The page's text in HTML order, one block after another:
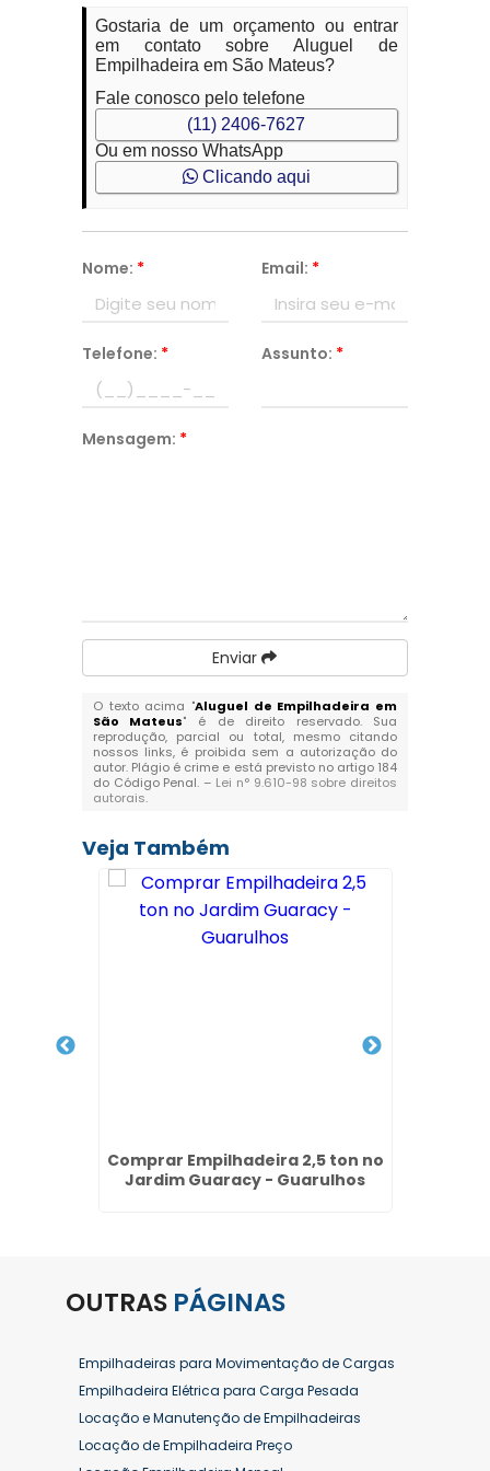
Gostaria de um orçamento ou entrar
em contato sobre Aluguel de
Empilhadeira em São Mateus?
Fale conosco pelo telefone
(11) 2406-7627
Ou em nosso WhatsApp
Clicando aqui
Nome: * Email: *
Telefone: * Assunto: *
Mensagem: *
Enviar
O texto acima "Aluguel de Empilhadeira em
São Mateus" é de direito reservado. Sua
reprodução, parcial ou total, mesmo citando
nossos links, é proibida sem a autorização do
autor. Plágio é crime e está previsto no artigo 184
do Código Penal. – Lei n° 9.610-98 sobre direitos
autorais.
Veja Também
Comprar Empilhadeira 2,5 ton no
Jardim Guaracy - Guarulhos
OUTRAS PÁGINAS
Empilhadeiras para Movimentação de Cargas
Empilhadeira Elétrica para Carga Pesada
Locação e Manutenção de Empilhadeiras
Locação de Empilhadeira Preço